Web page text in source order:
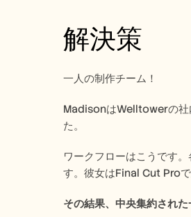
解決策
一人の制作チーム！
MadisonはWelltowerの社
た。
ワークフローはこうです
す。彼女はFinal Cut Pro
その結果、中央集約され